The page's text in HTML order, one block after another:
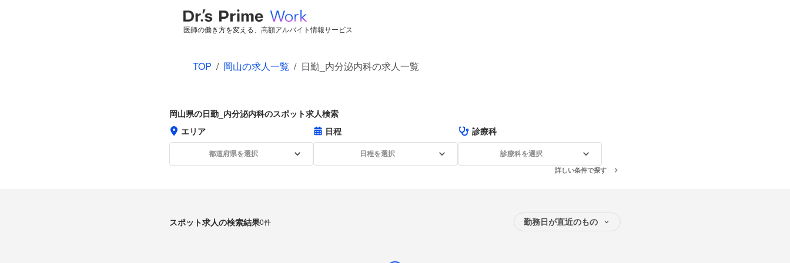
医師の働き方を変える、高額アルバイト情報サービス
TOP / 岡山の求人一覧 / 日勤_内分泌内科の求人一覧
岡山県の日勤_内分泌内科のスポット求人検索
エリア
都道府県を選択
日程
日程を選択
診療科
診療科を選択
詳しい条件で探す
スポット求人の検索結果0件 勤務日が直近のもの